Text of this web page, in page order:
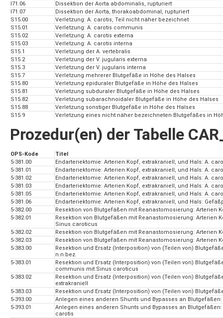
I71.06
Dissektion der Aorta abdominalis, rupturiert
I71.07
Dissektion der Aorta, thorakoabdominal, rupturiert
S15.00
Verletzung: A. carotis, Teil nicht näher bezeichnet
S15.01
Verletzung: A. carotis communis
S15.02
Verletzung: A. carotis externa
S15.03
Verletzung: A. carotis interna
S15.1
Verletzung der A. vertebralis
S15.2
Verletzung der V. jugularis externa
S15.3
Verletzung der V. jugularis interna
S15.7
Verletzung mehrerer Blutgefäße in Höhe des Halses
S15.80
Verletzung epiduraler Blutgefäße in Höhe des Halses
S15.81
Verletzung subduraler Blutgefäße in Höhe des Halses
S15.82
Verletzung subarachnoidaler Blutgefäße in Höhe des Halses
S15.88
Verletzung sonstiger Blutgefäße in Höhe des Halses
S15.9
Verletzung eines nicht näher bezeichneten Blutgefäßes in
Prozedur(en) der Tabelle
OPS-Kode
Titel
5-381.00
Endarteriektomie: Arterien Kopf, extrakraniell, und Hals: A.
5-381.01
Endarteriektomie: Arterien Kopf, extrakraniell, und Hals: A.
5-381.02
Endarteriektomie: Arterien Kopf, extrakraniell, und Hals: A.
5-381.03
Endarteriektomie: Arterien Kopf, extrakraniell, und Hals: A.
5-381.05
Endarteriektomie: Arterien Kopf, extrakraniell, und Hals: A.
5-381.06
Endarteriektomie: Arterien Kopf, extrakraniell, und Hals:
5-382.00
Resektion von Blutgefäßen mit Reanastomosierung: Arterien
5-382.01
Resektion von Blutgefäßen mit Reanastomosierung: Arterien
Sinus caroticus
5-382.02
Resektion von Blutgefäßen mit Reanastomosierung: Arterien
5-382.03
Resektion von Blutgefäßen mit Reanastomosierung: Arterien
5-383.00
Resektion und Ersatz (Interposition) von (Teilen von)
n.n.bez.
5-383.01
Resektion und Ersatz (Interposition) von (Teilen von)
communis mit Sinus caroticus
5-383.02
Resektion und Ersatz (Interposition) von (Teilen von)
extrakraniell
5-383.03
Resektion und Ersatz (Interposition) von (Teilen von)
5-393.00
Anlegen eines anderen Shunts und Bypasses an
5-393.01
Anlegen eines anderen Shunts und Bypasses an
carotis